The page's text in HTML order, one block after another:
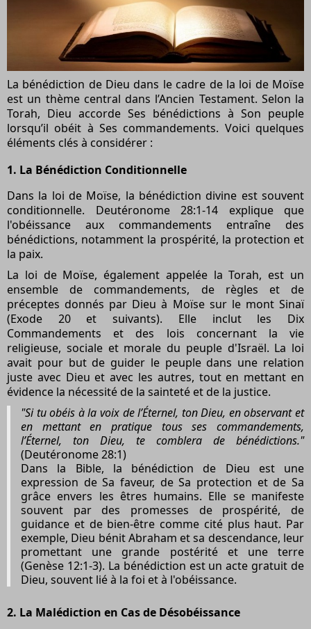
La bénédiction de Dieu dans le cadre de la loi de Moïse
est un thème central dans l’Ancien Testament. Selon la
Torah, Dieu accorde Ses bénédictions à Son peuple
lorsqu’il obéit à Ses commandements. Voici quelques
éléments clés à considérer :
1. La Bénédiction Conditionnelle
Dans la loi de Moïse, la bénédiction divine est souvent
conditionnelle. Deutéronome 28:1-14 explique que
l'obéissance aux commandements entraîne des
bénédictions, notamment la prospérité, la protection et
la paix.
La loi de Moïse, également appelée la Torah, est un
ensemble de commandements, de règles et de
préceptes donnés par Dieu à Moïse sur le mont Sinaï
(Exode 20 et suivants). Elle inclut les Dix
Commandements et des lois concernant la vie
religieuse, sociale et morale du peuple d'Israël. La loi
avait pour but de guider le peuple dans une relation
juste avec Dieu et avec les autres, tout en mettant en
évidence la nécessité de la sainteté et de la justice.
"Si tu obéis à la voix de l’Éternel, ton Dieu, en observant et
en mettant en pratique tous ses commandements,
l’Éternel, ton Dieu, te comblera de bénédictions."
(Deutéronome 28:1)
Dans la Bible, la bénédiction de Dieu est une
expression de Sa faveur, de Sa protection et de Sa
grâce envers les êtres humains. Elle se manifeste
souvent par des promesses de prospérité, de
guidance et de bien-être comme cité plus haut. Par
exemple, Dieu bénit Abraham et sa descendance, leur
promettant une grande postérité et une terre
(Genèse 12:1-3). La bénédiction est un acte gratuit de
Dieu, souvent lié à la foi et à l'obéissance.
2. La Malédiction en Cas de Désobéissance